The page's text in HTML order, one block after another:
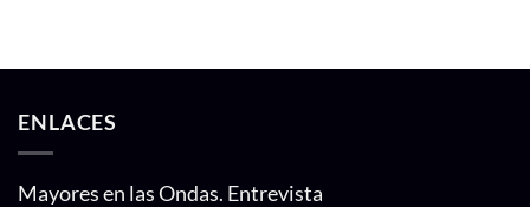
ENLACES
Mayores en las Ondas. Entrevista